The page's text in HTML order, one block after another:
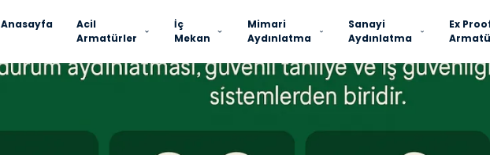
Anasayfa
Acil
Armatürler
İç
Mekan
Mimari
Aydınlatma
Sanayi
Aydınlatma
Ex